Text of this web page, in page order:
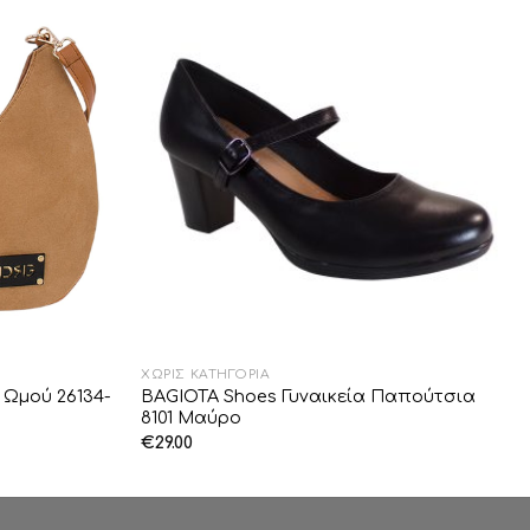
Add to
Wishlist
Ωμού 26134-
ΧΩΡΊΣ ΚΑΤΗΓΟΡΊΑ
BAGIOTA Shoes Γυναικεία Παπούτσια
8101 Μαύρο
€29.00